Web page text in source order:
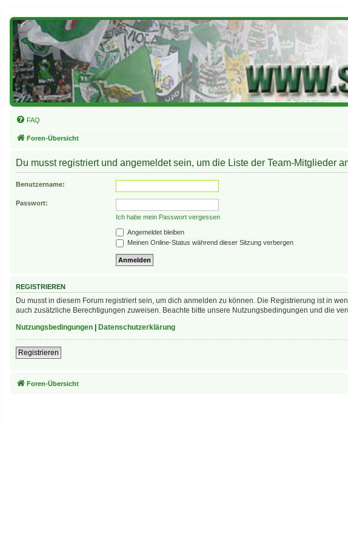
FAQ
Foren-Übersicht
Du musst registriert und angemeldet sein, um die Liste der Team-Mitglieder
Benutzername:
Passwort:
Ich habe mein Passwort vergessen
Angemeldet bleiben
Meinen Online-Status während dieser Sitzung verbergen
REGISTRIEREN
Du musst in diesem Forum registriert sein, um dich anmelden zu können. Die Registrierung ist in
auch zusätzliche Berechtigungen zuweisen. Beachte bitte unsere Nutzungsbedingungen und die
Nutzungsbedingungen
Datenschutzerklärung
Registrieren
Foren-Übersicht